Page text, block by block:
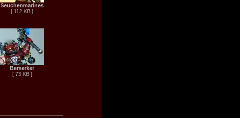
Seuchenmarines
[ 112 KB ]
Berserker
[ 73 KB ]